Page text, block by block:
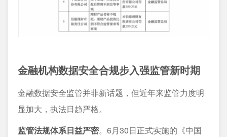
金融机构数据安全合规步入强监管新时期
金融数据安全监管并非新话题，但近年来监管力度明
显加大，执法日趋严格。
监管法规体系日益严密。6月30日正式实施的《中国